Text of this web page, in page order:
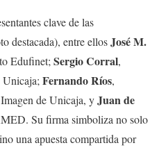
clave de las
destacada), entre ellosJosé M.
Edufinet;Sergio Corral,
Unicaja;Fernando Ríos,
de Unicaja, yJuan de
Su firma simboliza no solo
una apuesta compartida por